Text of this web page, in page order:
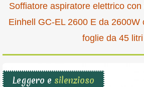
Soffiatore aspiratore elettrico
Einhell GC-EL 2600 E da 2600W
foglie da 45 litri
Leggero e silenzioso